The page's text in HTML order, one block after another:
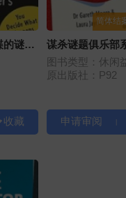
谜题
简体结
谋杀谜题俱乐部
图书类型：休闲
原出版社：P92